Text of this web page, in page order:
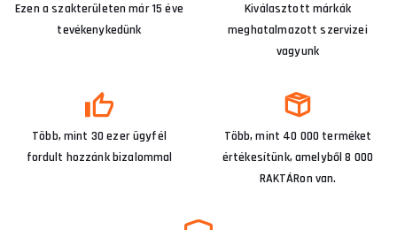
Ezen a szakterületen már 15 éve
tevékenykedünk
Kiválasztott márkák
meghatalmazott szervizei
vagyunk
Több, mint 30 ezer ügyfél
fordult hozzánk bizalommal
Több, mint 40 000 terméket
értékesítünk, amelyből 8 000
RAKTÁRon van.